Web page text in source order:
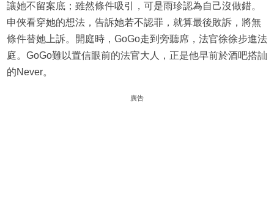
讓她不留案底；雖然條件吸引，可是雨珍認為自己沒做錯。
申俠看穿她的想法，告訴她若不認罪，就算最後敗訴，將無
條件替她上訴。開庭時，GoGo走到旁聽席，法官徐徐步進法
庭。GoGo難以置信眼前的法官大人，正是他早前於酒吧搭訕
的Never。
廣告